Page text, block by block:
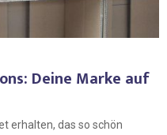
Deine Marke auf
erhalten, das so schön